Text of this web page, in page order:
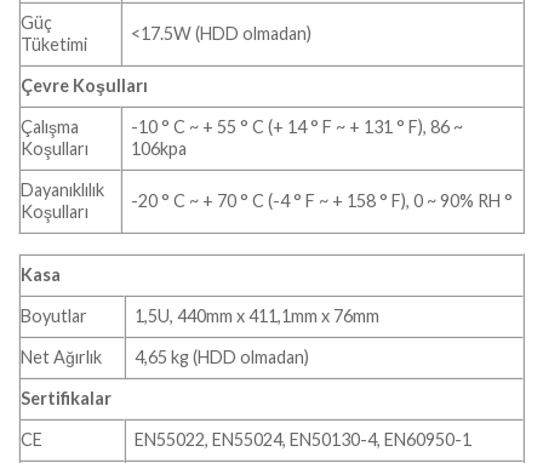
Güç
Tüketimi
<17.5W (HDD olmadan)
Çevre Koşulları
Çalışma
Koşulları
-10 ° C ~ + 55 ° C (+ 14 ° F ~ + 131 ° F), 86 ~
106kpa
Dayanıklılık
Koşulları
-20 ° C ~ + 70 ° C (-4 ° F ~ + 158 ° F), 0 ~ 90% RH °
Kasa
Boyutlar
1,5U, 440mm x 411,1mm x 76mm
Net Ağırlık
4,65 kg (HDD olmadan)
Sertifikalar
CE
EN55022, EN55024, EN50130-4, EN60950-1